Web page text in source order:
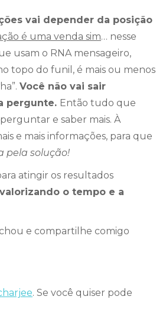
vai depender da posição
é uma venda sim… nesse
usam o RNA mensageiro,
topo do funil, é mais ou menos
Você não vai sair
pergunte. Então tudo que
e saber mais. À
e mais informações, para que
pela solução!
atingir os resultados
o tempo e a
e compartilhe comigo
. Se você quiser pode